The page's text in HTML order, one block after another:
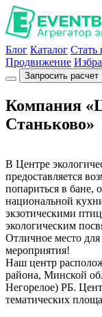
Блог Каталог Стать
Продвижение
Запросить расчет
Компания
Станьково»
В Центре
предоставляется
попариться в бане,
национальной
экзотическими
экологическим
Отличное место
мероприятия!
Наш центр
района, Минской
Негорелое) РБ.
тематических